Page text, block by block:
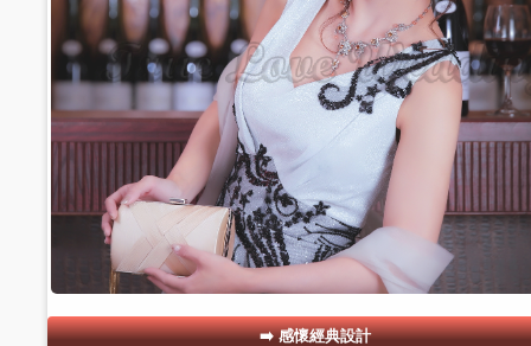
感懷經典設計